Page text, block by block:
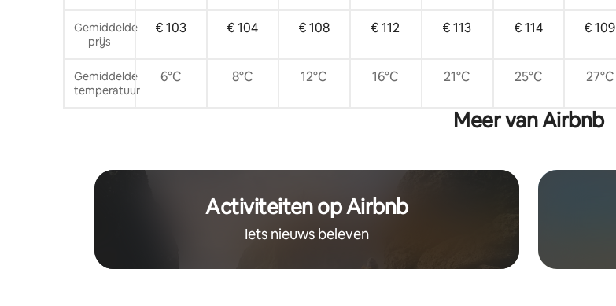
Gemiddelde
prijs
€ 103 € 104 € 108 € 112 € 113 € 114 € 109
Gemiddelde
temperatuur
6°C 8°C 12°C 16°C 21°C 25°C 27°C
Meer van Airbnb
Activiteiten op Airbnb
Iets nieuws beleven